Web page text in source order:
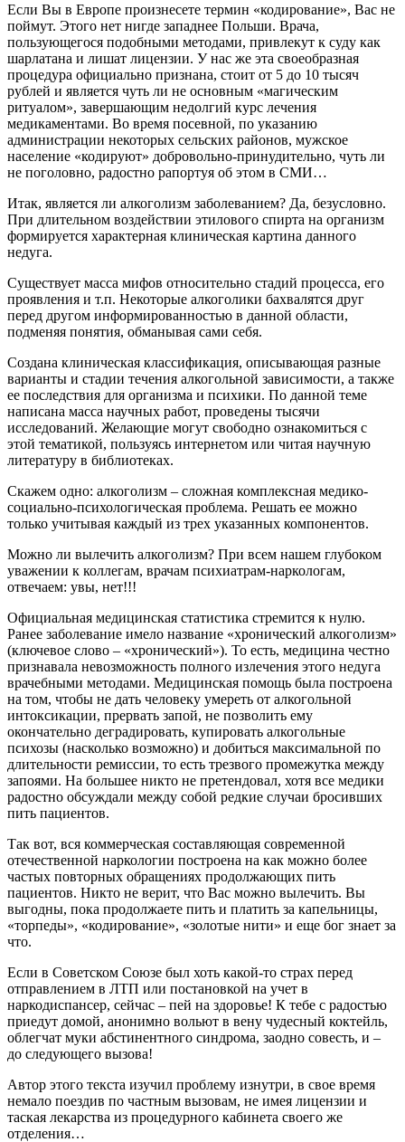
Если Вы в Европе произнесете термин «кодирование», Вас не
поймут. Этого нет нигде западнее Польши. Врача,
пользующегося подобными методами, привлекут к суду как
шарлатана и лишат лицензии. У нас же эта своеобразная
процедура официально признана, стоит от 5 до 10 тысяч
рублей и является чуть ли не основным «магическим
ритуалом», завершающим недолгий курс лечения
медикаментами. Во время посевной, по указанию
администрации некоторых сельских районов, мужское
население «кодируют» добровольно-принудительно, чуть ли
не поголовно, радостно рапортуя об этом в СМИ…
Итак, является ли алкоголизм заболеванием? Да, безусловно.
При длительном воздействии этилового спирта на организм
формируется характерная клиническая картина данного
недуга.
Существует масса мифов относительно стадий процесса, его
проявления и т.п. Некоторые алкоголики бахвалятся друг
перед другом информированностью в данной области,
подменяя понятия, обманывая сами себя.
Создана клиническая классификация, описывающая разные
варианты и стадии течения алкогольной зависимости, а также
ее последствия для организма и психики. По данной теме
написана масса научных работ, проведены тысячи
исследований. Желающие могут свободно ознакомиться с
этой тематикой, пользуясь интернетом или читая научную
литературу в библиотеках.
Скажем одно: алкоголизм – сложная комплексная медико-
социально-психологическая проблема. Решать ее можно
только учитывая каждый из трех указанных компонентов.
Можно ли вылечить алкоголизм? При всем нашем глубоком
уважении к коллегам, врачам психиатрам-наркологам,
отвечаем: увы, нет!!!
Официальная медицинская статистика стремится к нулю.
Ранее заболевание имело название «хронический алкоголизм»
(ключевое слово – «хронический»). То есть, медицина честно
признавала невозможность полного излечения этого недуга
врачебными методами. Медицинская помощь была построена
на том, чтобы не дать человеку умереть от алкогольной
интоксикации, прервать запой, не позволить ему
окончательно деградировать, купировать алкогольные
психозы (насколько возможно) и добиться максимальной по
длительности ремиссии, то есть трезвого промежутка между
запоями. На большее никто не претендовал, хотя все медики
радостно обсуждали между собой редкие случаи бросивших
пить пациентов.
Так вот, вся коммерческая составляющая современной
отечественной наркологии построена на как можно более
частых повторных обращениях продолжающих пить
пациентов. Никто не верит, что Вас можно вылечить. Вы
выгодны, пока продолжаете пить и платить за капельницы,
«торпеды», «кодирование», «золотые нити» и еще бог знает за
что.
Если в Советском Союзе был хоть какой-то страх перед
отправлением в ЛТП или постановкой на учет в
наркодиспансер, сейчас – пей на здоровье! К тебе с радостью
приедут домой, анонимно вольют в вену чудесный коктейль,
облегчат муки абстинентного синдрома, заодно совесть, и –
до следующего вызова!
Автор этого текста изучил проблему изнутри, в свое время
немало поездив по частным вызовам, не имея лицензии и
таская лекарства из процедурного кабинета своего же
отделения…